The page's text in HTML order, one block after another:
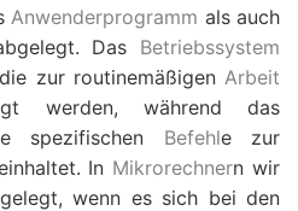
Anwenderprogramm als auch
Das Betriebssystem
zur routinemäßigen Arbeit
werden, während das
spezifischen Befehle zur
In Mikrorechnern wir
wenn es sich bei den